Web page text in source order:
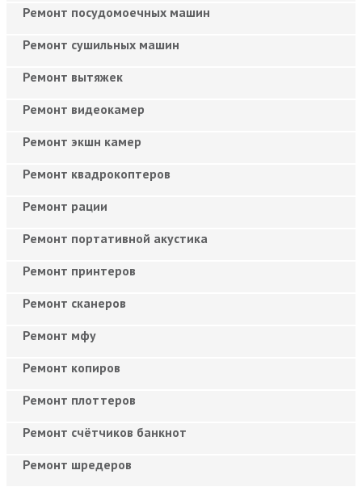
Ремонт посудомоечных машин
Ремонт сушильных машин
Ремонт вытяжек
Ремонт видеокамер
Ремонт экшн камер
Ремонт квадрокоптеров
Ремонт рации
Ремонт портативной акустика
Ремонт принтеров
Ремонт сканеров
Ремонт мфу
Ремонт копиров
Ремонт плоттеров
Ремонт счётчиков банкнот
Ремонт шредеров